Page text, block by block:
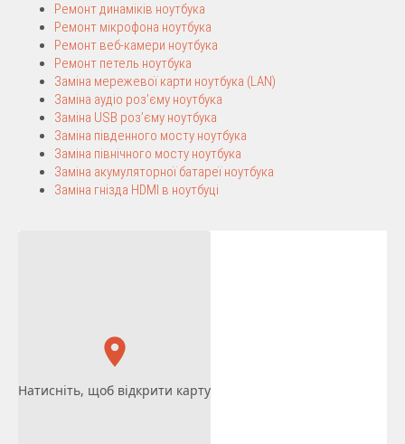
Ремонт динаміків ноутбука
Ремонт мікрофона ноутбука
Ремонт веб-камери ноутбука
Ремонт петель ноутбука
Заміна мережевої карти ноутбука (LAN)
Заміна аудіо роз’єму ноутбука
Заміна USB роз’єму ноутбука
Заміна південного мосту ноутбука
Заміна північного мосту ноутбука
Заміна акумуляторної батареї ноутбука
Заміна гнізда HDMI в ноутбуці
Натисніть, щоб відкрити карту